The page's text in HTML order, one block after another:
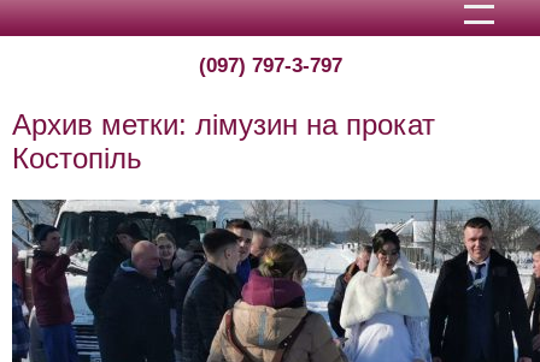
Про limo-lux
Ціни
Відгуки
ФотоЗвіт
Статті
(097) 797-3-797
Архив метки: лімузин на прокат
Костопіль